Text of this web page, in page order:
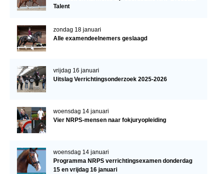
Talent
zondag 18 januari
Alle examendeelnemers geslaagd
vrijdag 16 januari
Uitslag Verrichtingsonderzoek 2025-2026
woensdag 14 januari
Vier NRPS-mensen naar fokjuryopleiding
woensdag 14 januari
Programma NRPS verrichtingsexamen donderdag
15 en vrijdag 16 januari